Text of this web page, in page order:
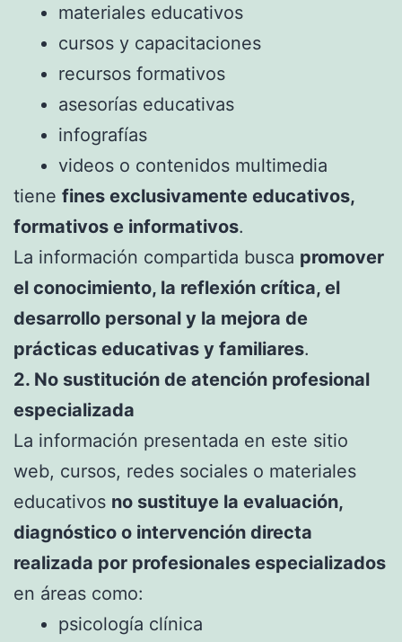
materiales educativos
cursos y capacitaciones
recursos formativos
asesorías educativas
infografías
videos o contenidos multimedia
tiene fines exclusivamente educativos,
formativos e informativos.
La información compartida busca promover
el conocimiento, la reflexión crítica, el
desarrollo personal y la mejora de
prácticas educativas y familiares.
2. No sustitución de atención profesional
especializada
La información presentada en este sitio
web, cursos, redes sociales o materiales
educativos no sustituye la evaluación,
diagnóstico o intervención directa
realizada por profesionales especializados
en áreas como:
psicología clínica